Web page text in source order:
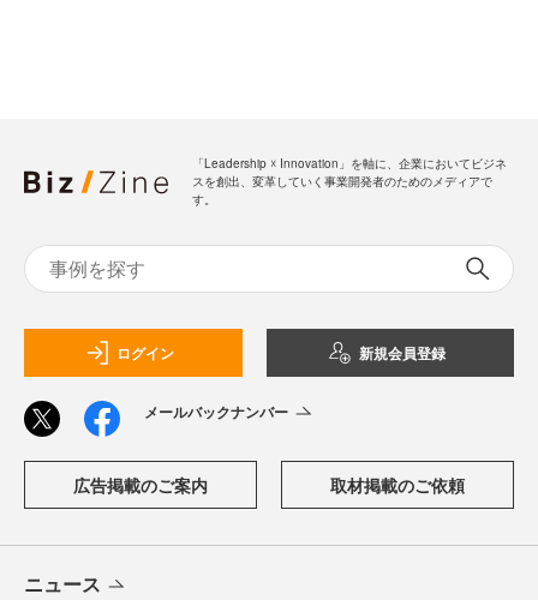
「Leadership ☓ Innovation」を軸に、企業においてビジネ
スを創出、変革していく事業開発者のためのメディアで
す。
ログイン 新規会員登録
メールバックナンバー
広告掲載のご案内 取材掲載のご依頼
ニュース